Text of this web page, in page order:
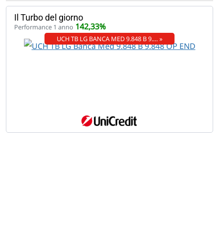
Il Turbo del giorno
Performance 1 anno 142,33%
UCH TB LG BANCA MED 9.848 B 9.… »